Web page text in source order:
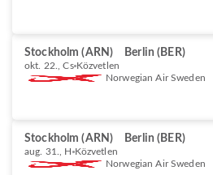
Stockholm (ARN) Berlin (BER)
okt. 22., Cs Közvetlen
Norwegian Air Sweden
Stockholm (ARN) Berlin (BER)
aug. 31., H Közvetlen
Norwegian Air Sweden